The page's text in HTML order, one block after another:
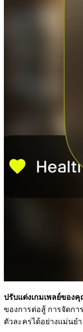
ปรับแต่งเกมเพลย์ของ
ของการต่อสู้ การจัดกา
ตัวละครได้อย่างแม่นยำ